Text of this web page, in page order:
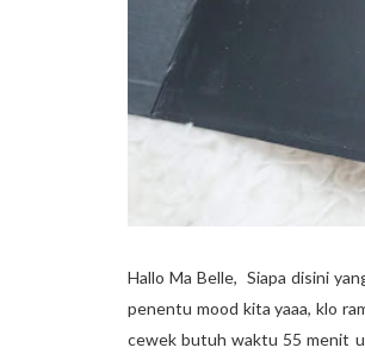
Hallo Ma Belle, Siapa disini
penentu mood kita yaaa, klo
cewek butuh waktu 55 menit